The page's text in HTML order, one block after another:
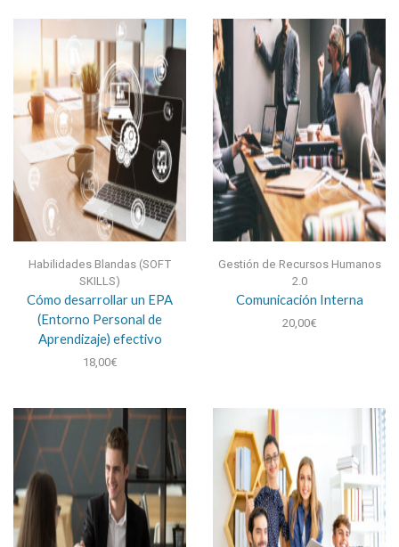
Habilidades Blandas (SOFT
SKILLS)
Cómo desarrollar un EPA
(Entorno Personal de
Aprendizaje) efectivo
18,00€
Gestión de Recursos Humanos
2.0
Comunicación Interna
20,00€